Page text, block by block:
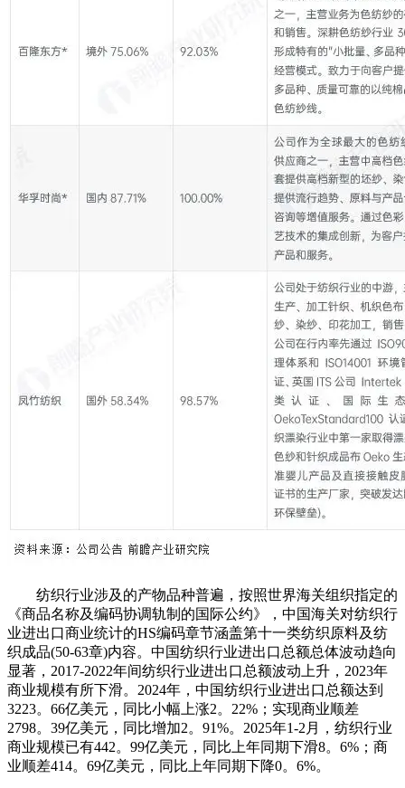
纺织行业涉及的产物品种普遍，按照世界海关组织指定的
《商品名称及编码协调轨制的国际公约》，中国海关对纺织行
业进出口商业统计的HS编码章节涵盖第十一类纺织原料及纺
织成品(50-63章)内容。中国纺织行业进出口总额总体波动趋向
显著，2017-2022年间纺织行业进出口总额波动上升，2023年
商业规模有所下滑。2024年，中国纺织行业进出口总额达到
3223。66亿美元，同比小幅上涨2。22%；实现商业顺差
2798。39亿美元，同比增加2。91%。2025年1-2月，纺织行业
商业规模已有442。99亿美元，同比上年同期下滑8。6%；商
业顺差414。69亿美元，同比上年同期下降0。6%。